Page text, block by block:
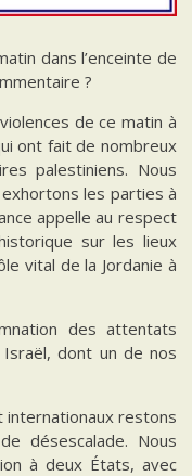
dans l’enceinte de
?
de ce matin à
ont fait de nombreux
palestiniens. Nous
les parties à
appelle au respect
sur les lieux
vital de la Jordanie à
des attentats
dont un de nos
internationaux restons
désescalade. Nous
à deux États, avec